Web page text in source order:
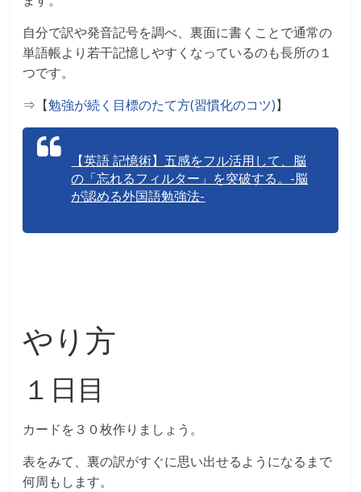
自分で訳や発音記号を調べ、裏面に書くことで通常の
単語帳より若干記憶しやすくなっているのも長所の１
つです。
⇒【勉強が続く目標のたて方(習慣化のコツ)】
【英語 記憶術】五感をフル活用して、脳
の「忘れるフィルター」を突破する。-脳
が認める外国語勉強法-
やり方
１日目
カードを３０枚作りましょう。
表をみて、裏の訳がすぐに思い出せるようになるまで
何周もします。